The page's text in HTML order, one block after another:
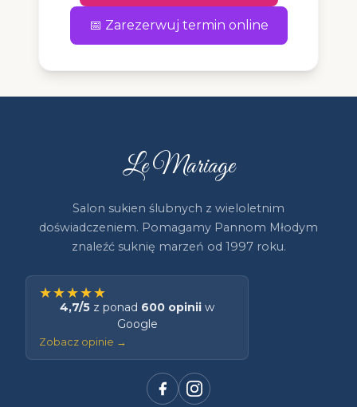
📅 Zarezerwuj termin online
Le Mariage
Salon sukien ślubnych z wieloletnim
doświadczeniem. Pomagamy Pannom Młodym
znaleźć suknię marzeń od 1997 roku.
★★★★★
4,7/5 z ponad 600 opinii w
Google
Zobacz opinie →